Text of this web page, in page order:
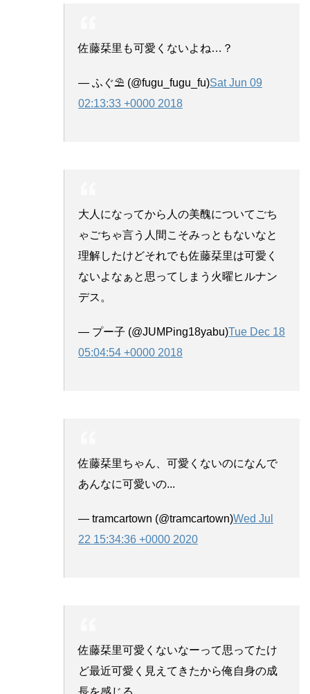
佐藤栞里も可愛くないよね…？
— ふぐ⛱ (@fugu_fugu_fu)Sat Jun 09
02:13:33 +0000 2018
大人になってから人の美醜についてごち
ゃごちゃ言う人間こそみっともないなと
理解したけどそれでも佐藤栞里は可愛く
ないよなぁと思ってしまう火曜ヒルナン
デス。
— プー子 (@JUMPing18yabu)Tue Dec 18
05:04:54 +0000 2018
佐藤栞里ちゃん、可愛くないのになんで
あんなに可愛いの...
— tramcartown (@tramcartown)Wed Jul
22 15:34:36 +0000 2020
佐藤栞里可愛くないなーって思ってたけ
ど最近可愛く見えてきたから俺自身の成
長を感じる。